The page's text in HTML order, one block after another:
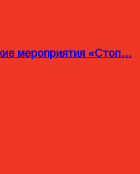
мероприятия «Стоп…